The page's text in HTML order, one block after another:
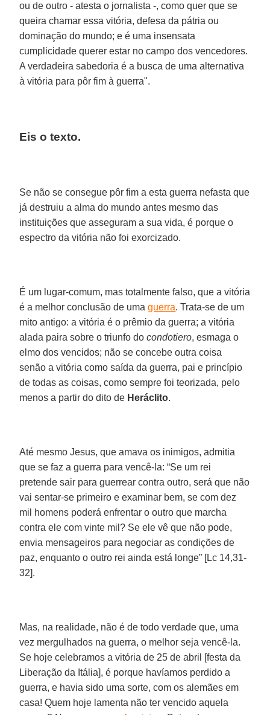
ou de outro - atesta o jornalista -, como quer que se
queira chamar essa vitória, defesa da pátria ou
dominação do mundo; e é uma insensata
cumplicidade querer estar no campo dos vencedores.
A verdadeira sabedoria é a busca de uma alternativa
à vitória para pôr fim à guerra".
Eis o texto.
Se não se consegue pôr fim a esta guerra nefasta que
já destruiu a alma do mundo antes mesmo das
instituições que asseguram a sua vida, é porque o
espectro da vitória não foi exorcizado.
É um lugar-comum, mas totalmente falso, que a vitória
é a melhor conclusão de umaguerra. Trata-se de um
mito antigo: a vitória é o prêmio da guerra; a vitória
alada paira sobre o triunfo docondotiero, esmaga o
elmo dos vencidos; não se concebe outra coisa
senão a vitória como saída da guerra, pai e princípio
de todas as coisas, como sempre foi teorizada, pelo
menos a partir do dito de Heráclito.
Até mesmo Jesus, que amava os inimigos, admitia
que se faz a guerra para vencê-la: “Se um rei
pretende sair para guerrear contra outro, será que não
vai sentar-se primeiro e examinar bem, se com dez
mil homens poderá enfrentar o outro que marcha
contra ele com vinte mil? Se ele vê que não pode,
envia mensageiros para negociar as condições de
paz, enquanto o outro rei ainda está longe” [Lc 14,31-
32].
Mas, na realidade, não é de todo verdade que, uma
vez mergulhados na guerra, o melhor seja vencê-la.
Se hoje celebramos a vitória de 25 de abril [festa da
Liberação da Itália], é porque havíamos perdido a
guerra, e havia sido uma sorte, com os alemães em
casa! Quem hoje lamenta não ter vencido aquela